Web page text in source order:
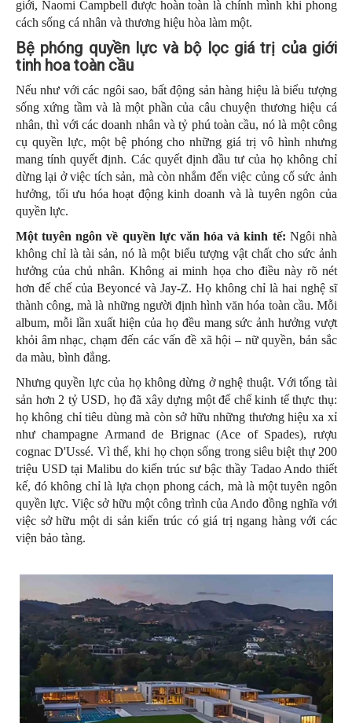
giới, Naomi Campbell được hoàn toàn là chính mình khi phong
cách sống cá nhân và thương hiệu hòa làm một.
Bệ phóng quyền lực và bộ lọc giá trị của giới
tinh hoa toàn cầu
Nếu như với các ngôi sao, bất động sản hàng hiệu là biểu tượng
sống xứng tầm và là một phần của câu chuyện thương hiệu cá
nhân, thì với các doanh nhân và tỷ phú toàn cầu, nó là một công
cụ quyền lực, một bệ phóng cho những giá trị vô hình nhưng
mang tính quyết định. Các quyết định đầu tư của họ không chỉ
dừng lại ở việc tích sản, mà còn nhắm đến việc củng cố sức ảnh
hưởng, tối ưu hóa hoạt động kinh doanh và là tuyên ngôn của
quyền lực.
Một tuyên ngôn về quyền lực văn hóa và kinh tế: Ngôi nhà
không chỉ là tài sản, nó là một biểu tượng vật chất cho sức ảnh
hưởng của chủ nhân. Không ai minh họa cho điều này rõ nét
hơn đế chế của Beyoncé và Jay-Z. Họ không chỉ là hai nghệ sĩ
thành công, mà là những người định hình văn hóa toàn cầu. Mỗi
album, mỗi lần xuất hiện của họ đều mang sức ảnh hưởng vượt
khỏi âm nhạc, chạm đến các vấn đề xã hội – nữ quyền, bản sắc
da màu, bình đẳng.
Nhưng quyền lực của họ không dừng ở nghệ thuật. Với tổng tài
sản hơn 2 tỷ USD, họ đã xây dựng một đế chế kinh tế thực thụ:
họ không chỉ tiêu dùng mà còn sở hữu những thương hiệu xa xỉ
như champagne Armand de Brignac (Ace of Spades), rượu
cognac D'Ussé. Vì thế, khi họ chọn sống trong siêu biệt thự 200
triệu USD tại Malibu do kiến trúc sư bậc thầy Tadao Ando thiết
kế, đó không chỉ là lựa chọn phong cách, mà là một tuyên ngôn
quyền lực. Việc sở hữu một công trình của Ando đồng nghĩa với
việc sở hữu một di sản kiến trúc có giá trị ngang hàng với các
viện bảo tàng.